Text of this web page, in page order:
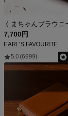
7,700円
EARL’S FAVOURITE
5.0 (6999)